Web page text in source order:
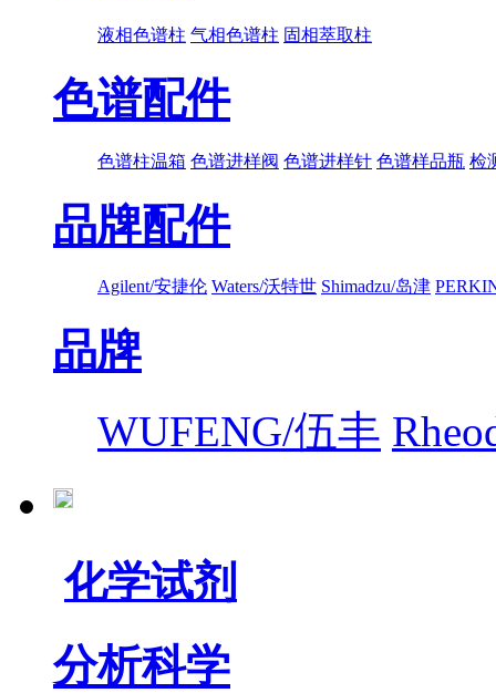
液相色谱柱 气相色谱柱 固相萃取柱
色谱配件
色谱柱温箱 色谱进样阀 色谱进样针 色谱样品瓶 检
品牌配件
Agilent/安捷伦 Waters/沃特世 Shimadzu/岛津
品牌
WUFENG/伍丰
化学试剂
分析科学